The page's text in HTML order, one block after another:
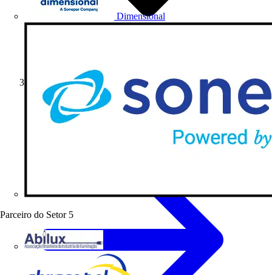
Dimensional
Parceiro do Setor 5
Artigos Técnicos